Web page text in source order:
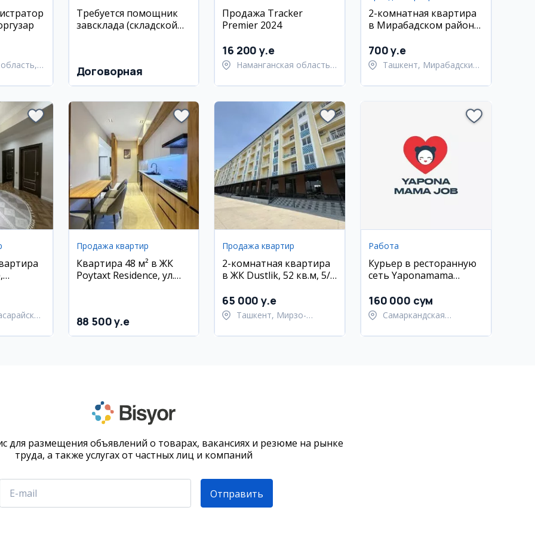
Требуется помощник
завсклада (складской
Договорная
Продажа Tracker
Premier 2024
16 200 y.e
Наманганская область,
2-комнатная квартира
в Мирабадском районе,
ремонтом
700 y.e
Ташкент, Мирабадский
Продажа квартир
Квартира 48 м² в ЖК
Poytaxt Residence, ул.
88 500 y.e
Продажа квартир
2-комнатная квартира
в ЖК Dustlik, 52 кв.м, 5/5
65 000 y.e
Ташкент, Мирзо-
Работа
Курьер в ресторанную
сеть Yaponamama
160 000 сум
Самаркандская
Самаркандский район
для размещения объявлений о товарах, вакансиях и резюме на рынке
труда, а также услугах от частных лиц и компаний
Отправить